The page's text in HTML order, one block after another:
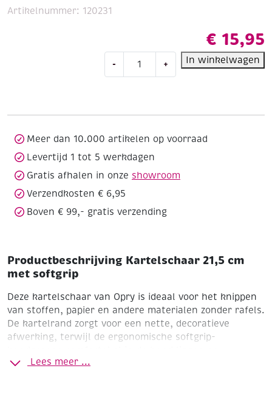
€ 15,95
- + In winkelwagen
Artikelnummer: 120231
Meer dan 10.000 artikelen op voorraad
Levertijd 1 tot 5 werkdagen
Gratis afhalen in onze showroom
Verzendkosten € 6,95
Boven € 99,- gratis verzending
Productbeschrijving Kartelschaar 21,5 cm
met softgrip
Deze kartelschaar van Opry is ideaal voor het knippen
van stoffen, papier en andere materialen zonder rafels.
De kartelrand zorgt voor een nette, decoratieve
afwerking, terwijl de ergonomische softgrip-
vermoeidheid helpen voorkomen bij langdurig gebruik.
Lees meer ...